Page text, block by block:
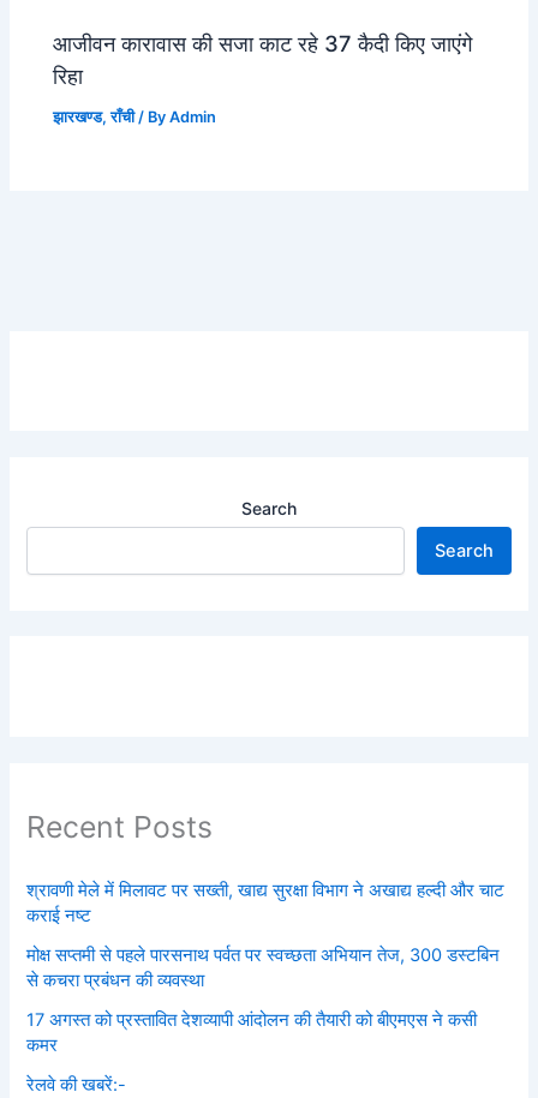
आजीवन कारावास की सजा काट रहे 37 कैदी किए जाएंगे
रिहा
झारखण्ड,राँची/ ByAdmin
Search
Search
Recent Posts
श्रावणी मेले में मिलावट पर सख्ती, खाद्य सुरक्षा विभाग ने अखाद्य हल्दी और चाट
कराई नष्ट
मोक्ष सप्तमी से पहले पारसनाथ पर्वत पर स्वच्छता अभियान तेज, 300 डस्टबिन
से कचरा प्रबंधन की व्यवस्था
17 अगस्त को प्रस्तावित देशव्यापी आंदोलन की तैयारी को बीएमएस ने कसी
कमर
रेलवे की खबरें:-